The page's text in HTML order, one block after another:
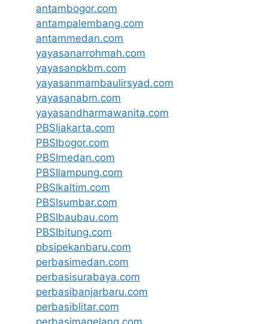
antambogor.com
antampalembang.com
antammedan.com
yayasanarrohmah.com
yayasanpkbm.com
yayasanmambaulirsyad.com
yayasanabm.com
yayasandharmawanita.com
PBSIjakarta.com
PBSIbogor.com
PBSImedan.com
PBSIlampung.com
PBSIkaltim.com
PBSIsumbar.com
PBSIbaubau.com
PBSIbitung.com
pbsipekanbaru.com
perbasimedan.com
perbasisurabaya.com
perbasibanjarbaru.com
perbasiblitar.com
perbasimagelang.com